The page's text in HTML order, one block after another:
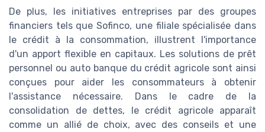
De plus, les initiatives entreprises par des groupes
financiers tels que Sofinco, une filiale spécialisée dans
le crédit à la consommation, illustrent l'importance
d'un apport flexible en capitaux. Les solutions de prêt
personnel ou auto banque du crédit agricole sont ainsi
conçues pour aider les consommateurs à obtenir
l'assistance nécessaire. Dans le cadre de la
consolidation de dettes, le crédit agricole apparaît
comme un allié de choix, avec des conseils et une